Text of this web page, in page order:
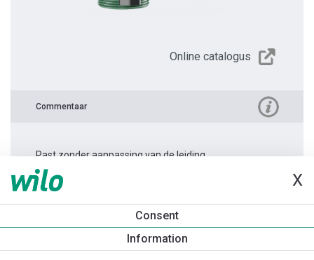
X
Consent
Information
Online catalogus
Commentaar
Past zonder aanpassing van de leiding.
Productinformatie